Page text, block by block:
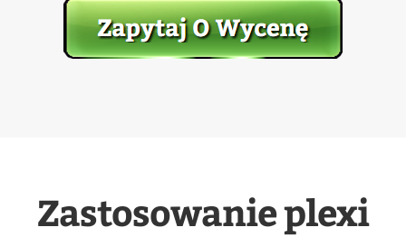
Zastosowanie plexi